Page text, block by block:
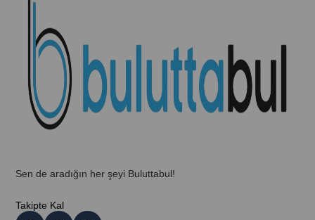
Sen de aradığın her şeyi Buluttabul!
Takipte Kal